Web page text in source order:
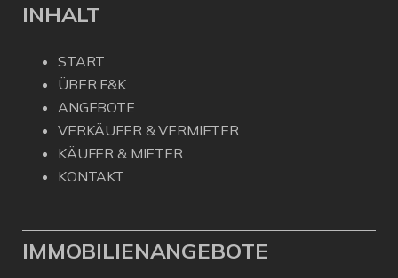
INHALT
START
ÜBER F&K
ANGEBOTE
VERKÄUFER & VERMIETER
KÄUFER & MIETER
KONTAKT
IMMOBILIENANGEBOTE